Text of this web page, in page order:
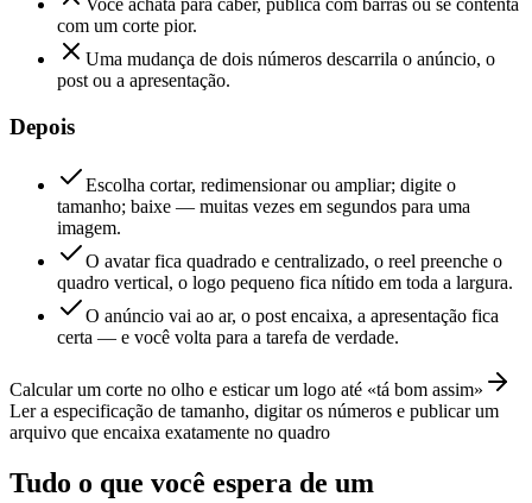
Você achata para caber, publica com barras ou se contenta
com um corte pior.
Uma mudança de dois números descarrila o anúncio, o
post ou a apresentação.
Depois
Escolha cortar, redimensionar ou ampliar; digite o
tamanho; baixe — muitas vezes em segundos para uma
imagem.
O avatar fica quadrado e centralizado, o reel preenche o
quadro vertical, o logo pequeno fica nítido em toda a largura.
O anúncio vai ao ar, o post encaixa, a apresentação fica
certa — e você volta para a tarefa de verdade.
Calcular um corte no olho e esticar um logo até «tá bom assim»
Ler a especificação de tamanho, digitar os números e publicar um
arquivo que encaixa exatamente no quadro
Tudo o que você espera de um